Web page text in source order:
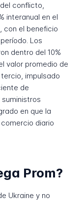
conflicto,
interanual en el
con el beneficio
Los
dentro del 10%
valor promedio de
impulsado
de
en que la
diario
Prom?
Ukraine y no